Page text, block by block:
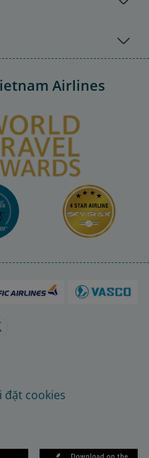
Airlines
đặt cookies